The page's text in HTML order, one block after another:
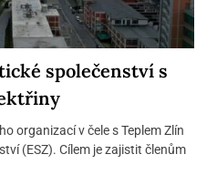
společenství s
organizací v čele s Teplem Zlín
(ESZ). Cílem je zajistit členům